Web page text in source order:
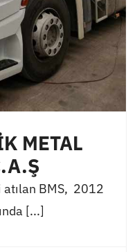
METAL
BMS, 2012
[...]